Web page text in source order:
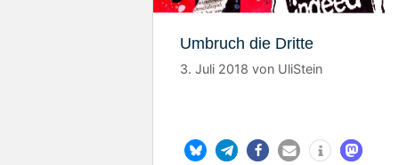
Umbruch die Dritte
3. Juli 2018 von UliStein